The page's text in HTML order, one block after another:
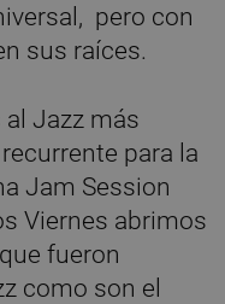
pero con
sus raíces.
Jazz más
para la
Jam Session
Viernes abrimos
fueron
como son el